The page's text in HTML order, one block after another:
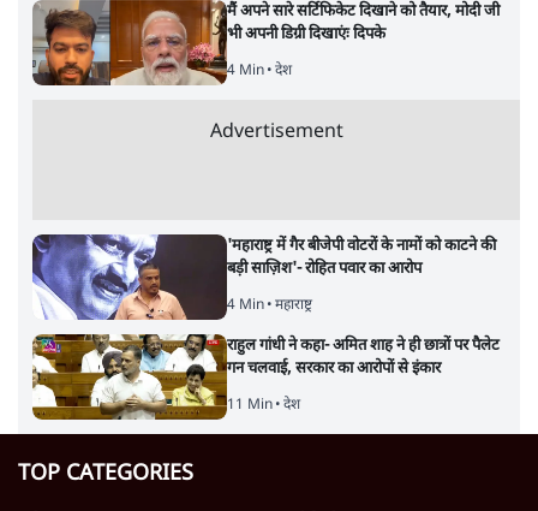
मैं अपने सारे सर्टिफिकेट दिखाने को तैयार, मोदी जी
भी अपनी डिग्री दिखाएंः दिपके
4 Min• देश
Advertisement
'महाराष्ट्र में गैर बीजेपी वोटरों के नामों को काटने की
बड़ी साज़िश'- रोहित पवार का आरोप
4 Min• महाराष्ट्र
राहुल गांधी ने कहा- अमित शाह ने ही छात्रों पर पैलेट
गन चलवाई, सरकार का आरोपों से इंकार
11 Min• देश
TOP CATEGORIES